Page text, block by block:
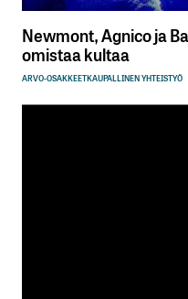
Newmont, Agnico ja
omistaa kultaa
ARVO-OSAKKEETKAUPALLINEN YHTEISTYÖ